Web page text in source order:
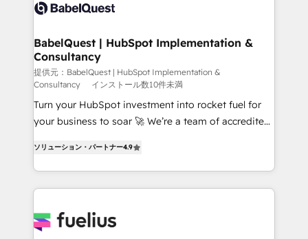
custom API integrations • AI governance for
Boutique 'Elite' team of 12 • 150+ clients across Sales
Hub, Marketing Hub, Service Hub, Data Hub and
CMS • ISO/IEC 27001:2022, ISO 9001:2015, and ISO
42001:2023 certified - the AI management standard •
GuardHub: our AI governance framework, built on
ISO 42001 Ready for the next step? Click the 👈
BabelQuest | HubSpot Implementation &
Consultancy
提供元：BabelQuest | HubSpot Implementation &
Consultancy
インストール数10件未満
Turn your HubSpot investment into rocket fuel for
your business to soar 🚀 We’re a team of accredited
implement the platform into complex business
environments, optimise what you've got and make
sure you can actually use it, build your website in
for you and execute it on HubSpot. We are on the
ソリューション・パートナー4.9